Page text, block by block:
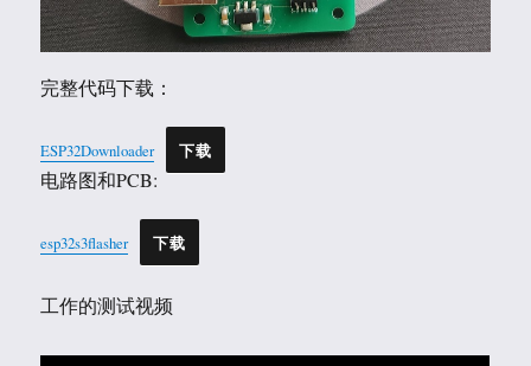
完整代码下载：
ESP32Downloader 下载
电路图和PCB:
esp32s3flasher 下载
工作的测试视频